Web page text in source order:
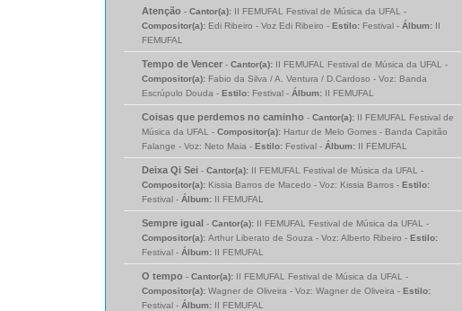
Atenção - Cantor(a): II FEMUFAL Festival de Música da UFAL -
Compositor(a): Edi Ribeiro - Voz Edi Ribeiro - Estilo: Festival - Álbum: II
FEMUFAL
Tempo de Vencer - Cantor(a): II FEMUFAL Festival de Música da UFAL -
Compositor(a): Fabio da Silva / A. Ventura / D.Cardoso - Voz: Banda
Escrúpulo Douda - Estilo: Festival - Álbum: II FEMUFAL
Coisas que perdemos no caminho - Cantor(a): II FEMUFAL Festival de
Música da UFAL - Compositor(a): Hartur de Melo Gomes - Banda Capitão
Falange - Voz: Neto Maia - Estilo: Festival - Álbum: II FEMUFAL
Deixa Qi Sei - Cantor(a): II FEMUFAL Festival de Música da UFAL -
Compositor(a): Kissia Barros de Macedo - Voz: Kissia Barros - Estilo:
Festival - Álbum: II FEMUFAL
Sempre igual - Cantor(a): II FEMUFAL Festival de Música da UFAL -
Compositor(a): Arthur Liberato de Souza - Voz: Alberto Ribeiro - Estilo:
Festival - Álbum: II FEMUFAL
O tempo - Cantor(a): II FEMUFAL Festival de Música da UFAL -
Compositor(a): Wagner de Oliveira - Voz: Wagner de Oliveira - Estilo:
Festival - Álbum: II FEMUFAL